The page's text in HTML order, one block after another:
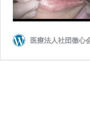
医療法人社団徹心